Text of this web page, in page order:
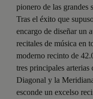
pionero de las grandes
Tras el éxito que
encargo de diseñar un
recitales de música en
moderno recinto de
tres principales
Diagonal y la
esconde un excelso